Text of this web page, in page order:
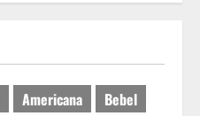
Americana
Bebel